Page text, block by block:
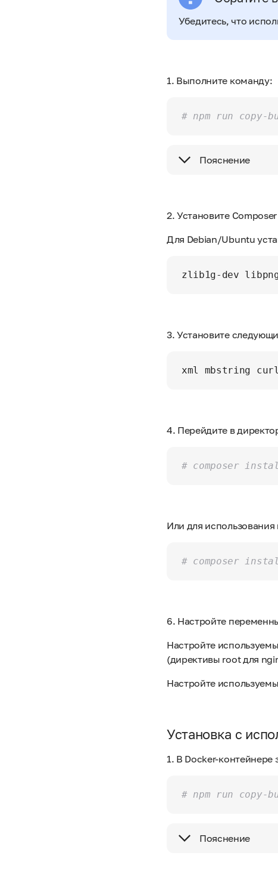
Убедитесь, что
1. Выполните команду:
# npm run copy-
Пояснение
2. Установите
Для Debian/Ubuntu
3. Установите
4. Перейдите в
# composer
Или для
# composer
6. Настройте
Настройте
(директивы root для
Настройте
Установка с
1. В Docker-контейнере
# npm run copy-
Пояснение